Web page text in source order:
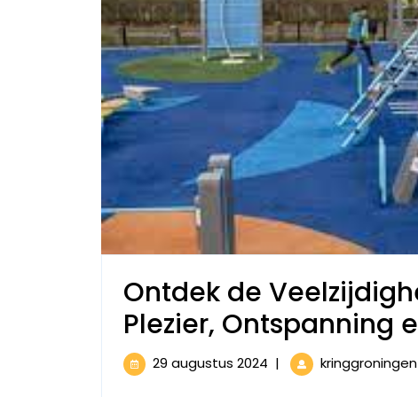
Ontdek de
Plezier, Ontspanning
29 augustus 2024 29
augustus
| kringgroningen